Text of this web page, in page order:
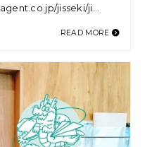
agent.co.jp/jisseki/ji…
READ MORE